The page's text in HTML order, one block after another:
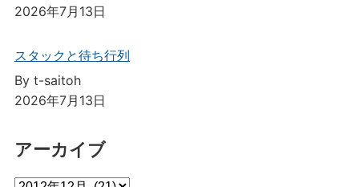
2026年7月13日
スタックと待ち行列
By t-saitoh
2026年7月13日
アーカイブ